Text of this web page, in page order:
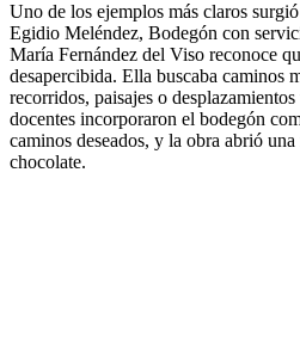
Uno de los ejemplos más claros
Egidio Meléndez, Bodegón con
María Fernández del Viso reconoce
desapercibida. Ella buscaba caminos
recorridos, paisajes o
docentes incorporaron el bodegón
caminos deseados, y la obra abrió
chocolate.